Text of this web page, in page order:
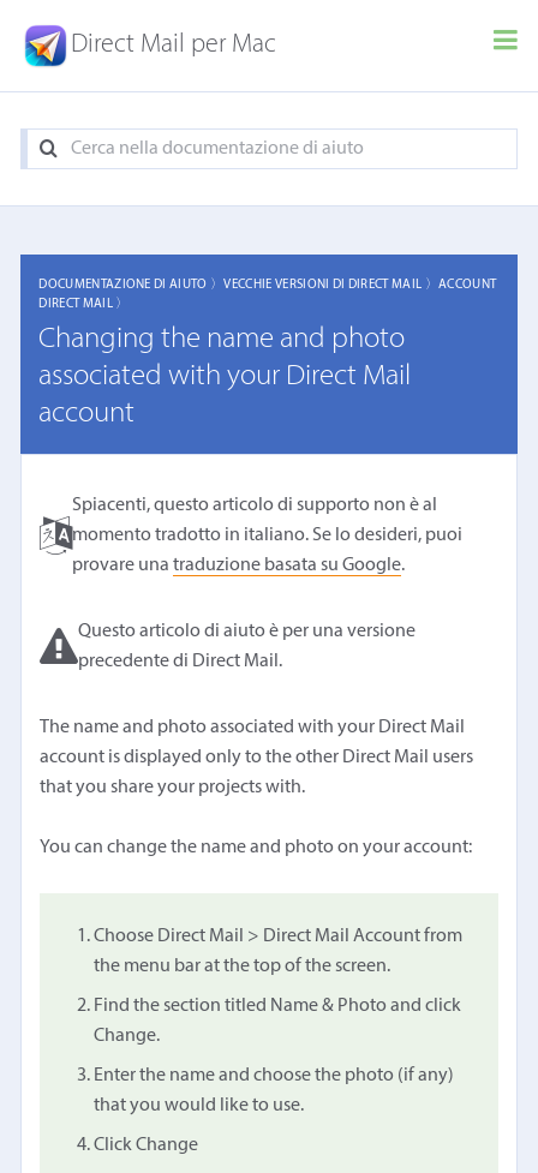
Direct Mail per Mac
DOCUMENTAZIONE DI AIUTO 〉VECCHIE VERSIONI DI DIRECT MAIL 〉 ACCOUNT
DIRECT MAIL 〉
Changing the name and photo
associated with your Direct Mail
account
Spiacenti, questo articolo di supporto non è al
momento tradotto in italiano. Se lo desideri, puoi
provare unatraduzione basata su Google.
Questo articolo di aiuto è per una versione
precedente di Direct Mail.
The name and photo associated with your Direct Mail
account is displayed only to the other Direct Mail users
that you share your projects with.
You can change the name and photo on your account:
Choose Direct Mail > Direct Mail Account from
the menu bar at the top of the screen.
Find the section titled Name & Photo and click
Change.
Enter the name and choose the photo (if any)
that you would like to use.
Click Change